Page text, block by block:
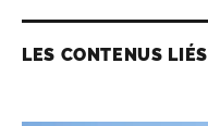
LES CONTENUS LIÉS